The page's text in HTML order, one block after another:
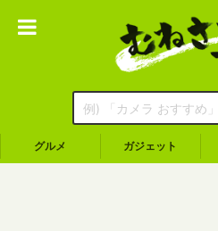
グルメ ガジェット